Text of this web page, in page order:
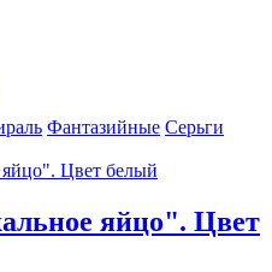
Фантазийные Серьги
яйцо". Цвет